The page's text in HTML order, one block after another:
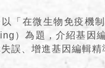
以「在微生物免疫機
）為題，介紹基因
誤、增進基因編輯精